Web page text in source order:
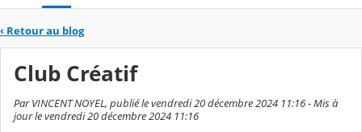
‹ Retour au blog
Club Créatif
Par VINCENT NOYEL, publié le vendredi 20 décembre 2024 11:16 - Mis à
jour le vendredi 20 décembre 2024 11:16